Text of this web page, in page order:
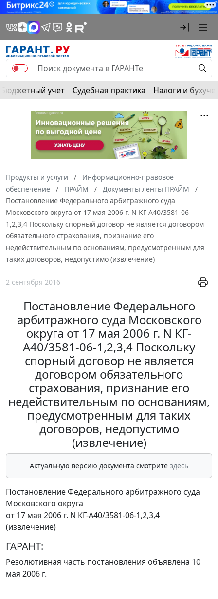
Бюджетный учет Судебная практика Налоги и
Продукты и услуги
Информационно-правовое
обеспечение
ПРАЙМ
Документы ленты ПРАЙМ
Постановление Федерального арбитражного суда
Московского округа от 17 мая 2006 г. N КГ-А40/3581-06-
1,2,3,4 Поскольку спорный договор не является договором
обязательного страхования, признание его
недействительным по основаниям, предусмотренным для
таких договоров, недопустимо (извлечение)
2 сентября 2016
Постановление Федерального
арбитражного суда Московского
округа от 17 мая 2006 г. N КГ-
А40/3581-06-1,2,3,4 Поскольку
спорный договор не является
договором обязательного
страхования, признание его
недействительным по основаниям,
предусмотренным для таких
договоров, недопустимо
(извлечение)
Актуальную версию документа смотрите здесь
Постановление Федерального арбитражного суда
Московского округа
от 17 мая 2006 г. N КГ-А40/3581-06-1,2,3,4
(извлечение)
ГАРАНТ:
Резолютивная часть постановления объявлена 10
мая 2006 г.